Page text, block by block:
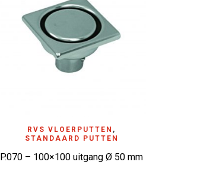
ADD TO WISHLIST
RVS VLOERPUTTEN ,
STANDAARD PUTTEN
P.070 – 100×100 uitgang Ø 50 mm